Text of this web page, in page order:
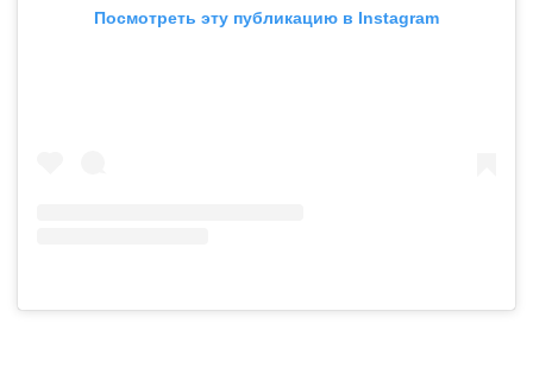
Посмотреть эту публикацию в Instagram